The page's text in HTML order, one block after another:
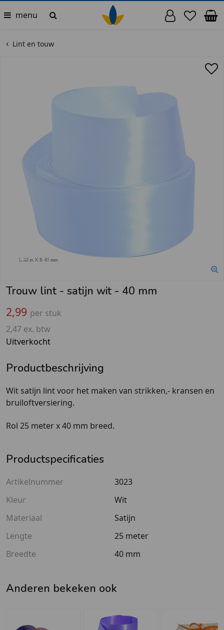
menu
Lint en touw
Trouw lint - satijn wit - 40 mm
2,99 per stuk
2,47 ex. btw
Uitverkocht
Productbeschrijving
Wit satijn lint voor het maken van strikken,- kransen en
bruiloftversiering.
Rol 25 meter x 40 mm breed.
Productspecificaties
Artikelnummer
3023
Kleur
Wit
Materiaal
Satijn
Lengte
25 meter
Breedte
40 mm
Anderen bekeken ook